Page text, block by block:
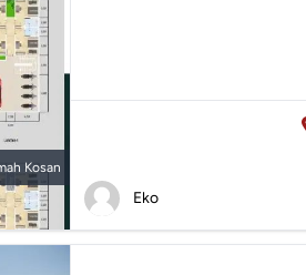
Kosan
Eko